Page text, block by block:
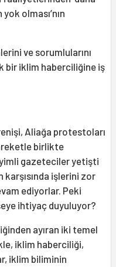
olması’nın
ve sorumlularını
bir iklim haberciliğine iş
Aliağa protestoları
birlikte
gazeteciler yetişti
işlerini zor
ediyorlar. Peki
ihtiyaç duyuluyor?
ayıran iki temel
iklim haberciliği,
iklim biliminin